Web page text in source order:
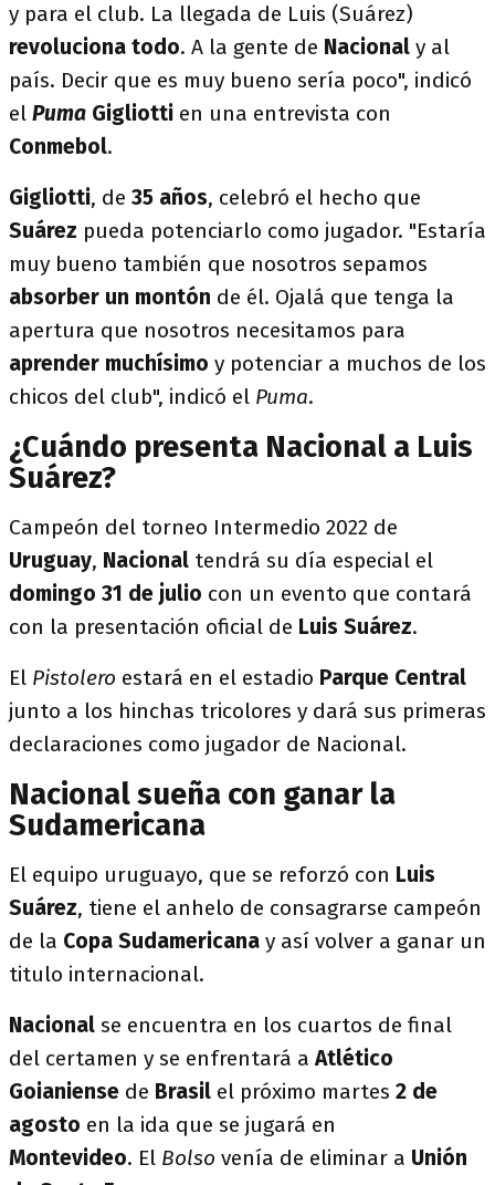
y para el club. La llegada de Luis (Suárez)
revoluciona todo. A la gente de Nacional y al
país. Decir que es muy bueno sería poco", indicó
el Puma Gigliotti en una entrevista con
Conmebol.
Gigliotti, de 35 años, celebró el hecho que
Suárez pueda potenciarlo como jugador. "Estaría
muy bueno también que nosotros sepamos
absorber un montón de él. Ojalá que tenga la
apertura que nosotros necesitamos para
aprender muchísimo y potenciar a muchos de los
chicos del club", indicó el Puma.
¿Cuándo presenta Nacional a Luis
Suárez?
Campeón del torneo Intermedio 2022 de
Uruguay, Nacional tendrá su día especial el
domingo 31 de julio con un evento que contará
con la presentación oficial de Luis Suárez.
El Pistolero estará en el estadio Parque Central
junto a los hinchas tricolores y dará sus primeras
declaraciones como jugador de Nacional.
Nacional sueña con ganar la
Sudamericana
El equipo uruguayo, que se reforzó con Luis
Suárez, tiene el anhelo de consagrarse campeón
de la Copa Sudamericana y así volver a ganar un
titulo internacional.
Nacional se encuentra en los cuartos de final
del certamen y se enfrentará aAtlético
Goianiense de Brasil el próximo martes 2 de
agosto en la ida que se jugará en
Montevideo. El Bolso venía de eliminar a Unión